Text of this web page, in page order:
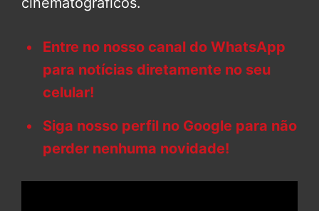
Entre no nosso canal do WhatsApp
para notícias diretamente no seu
celular!
Siga nosso perfil no Google para não
perder nenhuma novidade!